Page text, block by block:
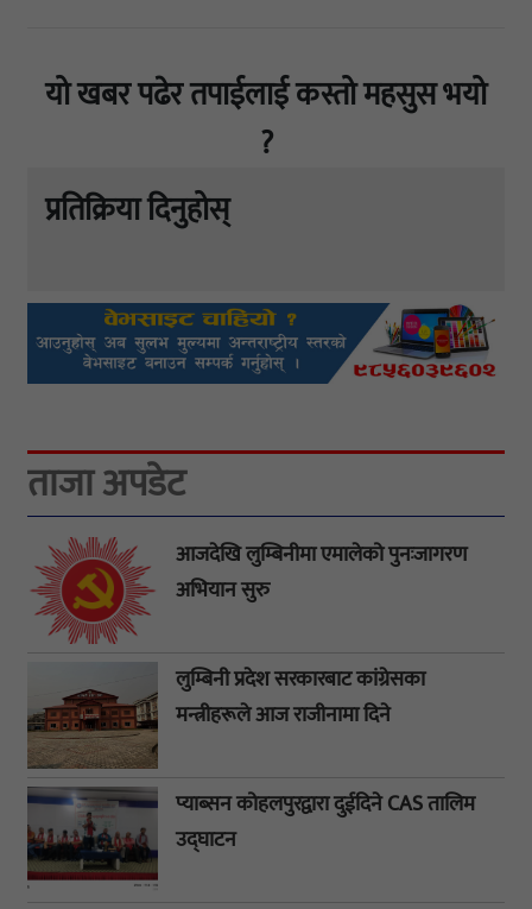
यो खबर पढेर तपाईलाई कस्तो महसुस भयो
?
प्रतिक्रिया दिनुहोस्
ताजा अपडेट
आजदेखि लुम्बिनीमा एमालेको पुनःजागरण
अभियान सुरु
लुम्बिनी प्रदेश सरकारबाट कांग्रेसका
मन्त्रीहरूले आज राजीनामा दिने
प्याब्सन कोहलपुरद्वारा दुईदिने CAS तालिम
उद्घाटन